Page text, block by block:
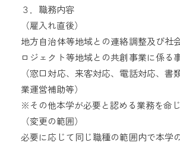
３．職務内容
（雇入れ直後）
地方自治体等地域との連絡調整及び社
ロジェクト等地域との共創事業に係る
（窓口対応、来客対応、電話対応、書
業運営補助等）
※その他本学が必要と認める業務を命
（変更の範囲）
必要に応じて同じ職種の範囲内で本学